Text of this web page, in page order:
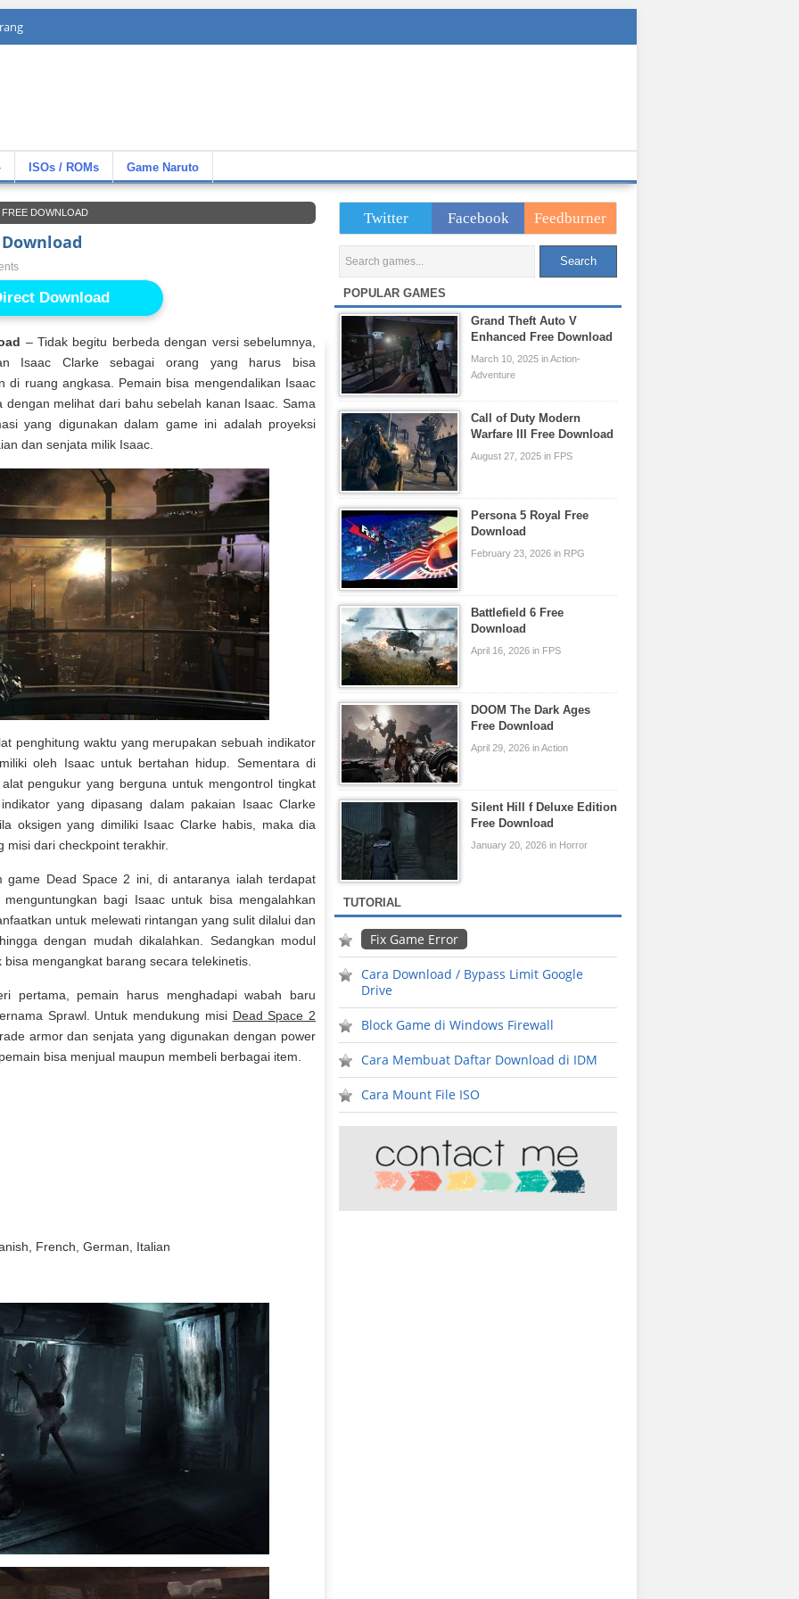
ISOs / ROMs Game Naruto
DOWNLOAD
Download
Download
– Tidak begitu berbeda dengan versi sebelumnya,
Isaac Clarke sebagai orang yang harus bisa
di ruang angkasa. Pemain bisa mengendalikan Isaac
melihat dari bahu sebelah kanan Isaac. Sama
yang digunakan dalam game ini adalah proyeksi
dan senjata milik Isaac.
penghitung waktu yang merupakan sebuah indikator
oleh Isaac untuk bertahan hidup. Sementara di
pengukur yang berguna untuk mengontrol tingkat
yang dipasang dalam pakaian Isaac Clarke
oksigen yang dimiliki Isaac Clarke habis, maka dia
dari checkpoint terakhir.
game Dead Space 2 ini, di antaranya ialah terdapat
bagi Isaac untuk bisa mengalahkan
untuk melewati rintangan yang sulit dilalui dan
dengan mudah dikalahkan. Sedangkan modul
mengangkat barang secara telekinetis.
pertama, pemain harus menghadapi wabah baru
Sprawl. Untuk mendukung misi Dead Space 2
armor dan senjata yang digunakan dengan power
bisa menjual maupun membeli berbagai item.
French, German, Italian
Twitter Facebook Feedburner
POPULAR GAMES
Grand Theft Auto V
Enhanced Free Download
March 10, 2025 in Action-
Adventure
Call of Duty Modern
Warfare III Free Download
August 27, 2025 in FPS
Persona 5 Royal Free
Download
February 23, 2026 in RPG
Battlefield 6 Free
Download
April 16, 2026 in FPS
DOOM The Dark Ages
Free Download
April 29, 2026 in Action
Silent Hill f Deluxe Edition
Free Download
January 20, 2026 in Horror
TUTORIAL
Fix Game Error
Cara Download / Bypass Limit Google
Drive
Block Game di Windows Firewall
Cara Membuat Daftar Download di IDM
Cara Mount File ISO